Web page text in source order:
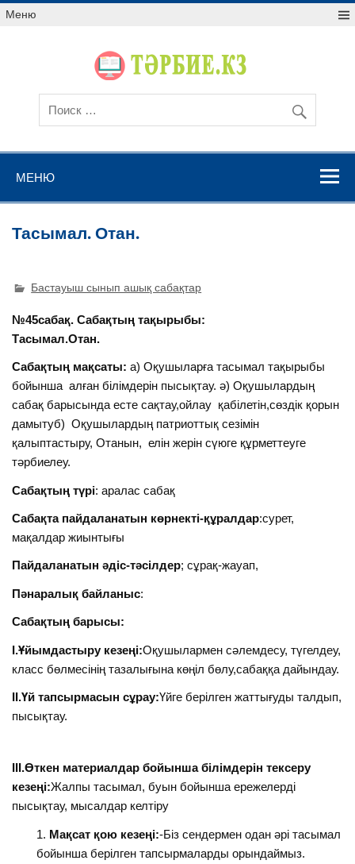
Меню
МЕНЮ
Тасымал. Отан.
Бастауыш сынып ашық сабақтар
№45сабақ. Сабақтың тақырыбы:
Тасымал.Отан.
Сабақтың мақсаты:а) Оқушыларға тасымал тақырыбы
бойынша алған білімдерін пысықтау. ә) Оқушылардың
сабақ барысында есте сақтау,ойлау қабілетін,сөздік қорын
дамытуб) Оқушылардың патриоттық сезімін
қалыптастыру, Отанын, елін жерін сүюге құрметтеуге
тәрбиелеу.
Сабақтың түрі: аралас сабақ
Сабақта пайдаланатын көрнекті-құралдар:сурет,
мақалдар жиынтығы
Пайдаланатын әдіс-тәсілдер; сұрақ-жауап,
Пәнаралық байланыс:
Сабақтың барысы:
I.Ұйымдастыру кезеңі:Оқушылармен сәлемдесу, түгелдеу,
класс бөлмесінің тазалығына көңіл бөлу,сабаққа дайындау.
II.Үй тапсырмасын сұрау:Үйге берілген жаттығуды талдып,
пысықтау.
III.Өткен материалдар бойынша білімдерін тексеру
кезеңі:Жалпы тасымал, буын бойынша ережелерді
пысықтау, мысалдар келтіру
Мақсат қою кезеңі:-Біз сендермен одан әрі тасымал
бойынша берілген тапсырмаларды орындаймыз.